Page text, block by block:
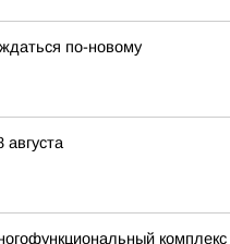
по-новому